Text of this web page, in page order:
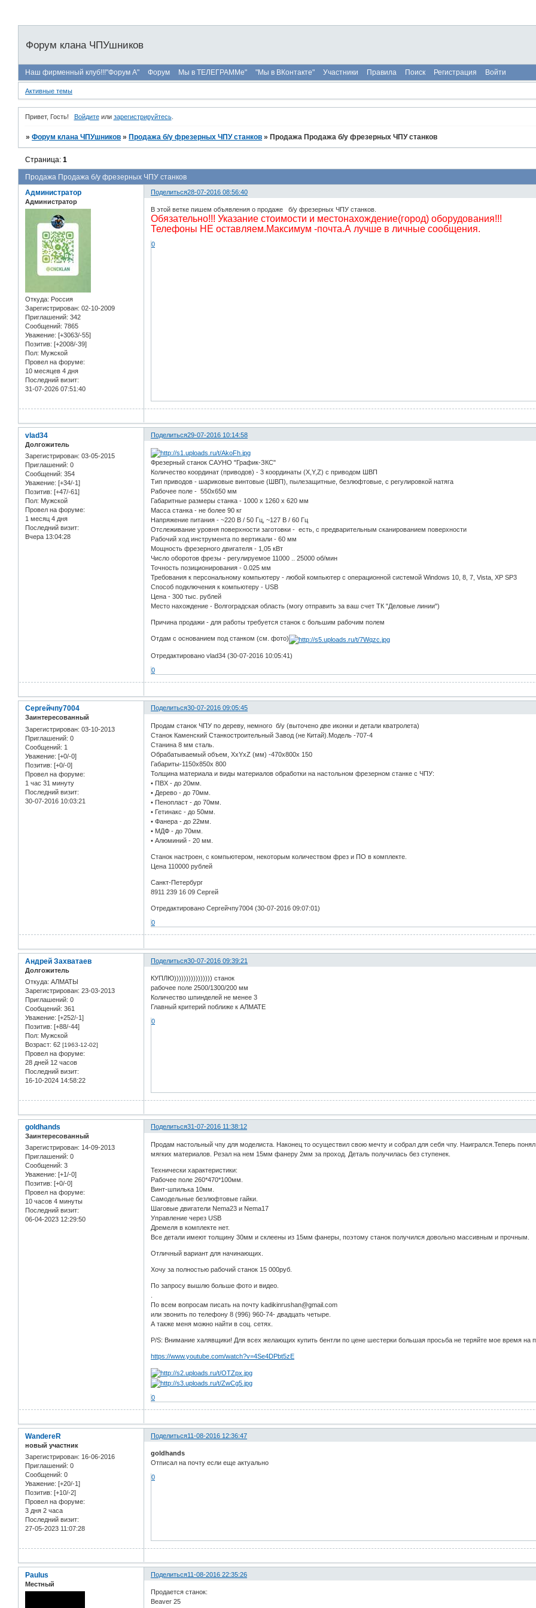
Форум клана ЧПУшников
Наш фирменный клуб!!!"Форум А" Форум Мы в ТЕЛЕГРАММе" "Мы в ВКонтакте" Участники Правила Поиск Регистрация Войти
Активные темы
Привет, Гость! Войдитеили зарегистрируйтесь.
»Форум клана ЧПУшников » Продажа б/у фрезерных ЧПУ станков » Продажа Продажа б/у фрезерных ЧПУ станков
Продажа Продажа б/у фрезерных ЧПУ станков
Страница:1
Поделиться28-07-2016 08:56:40
Администратор
Администратор
Откуда: Россия
Зарегистрирован: 02-10-2009
Приглашений: 342
Сообщений: 7865
Уважение: [+3063/-55]
Позитив: [+2008/-39]
Пол: Мужской
Провел на форуме:
10 месяцев 4 дня
Последний визит:
31-07-2026 07:51:40
В этой ветке пишем объявления о продаже б/у фрезерных ЧПУ станков.
Обязательно!!! Указание стоимости и местонахождение(город) оборудования!!!
Телефоны НЕ оставляем.Максимум -почта.А лучше в личные сообщения.
0
Поделиться29-07-2016 10:14:58
vlad34
Долгожитель
Зарегистрирован: 03-05-2015
Приглашений: 0
Сообщений: 354
Уважение: [+34/-1]
Позитив: [+47/-61]
Пол: Мужской
Провел на форуме:
1 месяц 4 дня
Последний визит:
Вчера 13:04:28
Фрезерный станок САУНО "График-ЗКС"
Количество координат (приводов) - 3 координаты (X,Y,Z) с приводом ШВП
Тип приводов - шариковые винтовые (ШВП), пылезащитные, безлюфтовые, с регулировкой натяга
Рабочее поле - 550х650 мм
Габаритные размеры станка - 1000 x 1260 x 620 мм
Масса станка - не более 90 кг
Напряжение питания - ~220 В / 50 Гц, ~127 В / 60 Гц
Отслеживание уровня поверхности заготовки - есть, с предварительным сканированием поверхности
Рабочий ход инструмента по вертикали - 60 мм
Мощность фрезерного двигателя - 1,05 кВт
Число оборотов фрезы - регулируемое 11000 .. 25000 об/мин
Точность позиционирования - 0.025 мм
Требования к персональному компьютеру - любой компьютер с операционной системой Windows 10, 8, 7, Vista, XP SP3
Способ подключения к компьютеру - USB
Цена - 300 тыс. рублей
Место нахождение - Волгоградская область (могу отправить за ваш счет ТК "Деловые линии")
Причина продажи - для работы требуется станок с большим рабочим полем
Отдам с основанием под станком (см. фото)
Отредактировано vlad34 (30-07-2016 10:05:41)
0
Поделиться30-07-2016 09:05:45
Сергейчпу7004
Заинтересованный
Зарегистрирован: 03-10-2013
Приглашений: 0
Сообщений: 1
Уважение: [+0/-0]
Позитив: [+0/-0]
Провел на форуме:
1 час 31 минуту
Последний визит:
30-07-2016 10:03:21
Продам станок ЧПУ по дереву, немного б/у (выточено две иконки и детали кватролета)
Станок Каменский Станкостроительный Завод (не Китай).Модель -707-4
Станина 8 мм сталь.
Обрабатываемый объем, XxYxZ (мм) -470x800x 150
Габариты-1150x850x 800
Толщина материала и виды материалов обработки на настольном фрезерном станке с ЧПУ:
• ПВХ - до 20мм.
• Дерево - до 70мм.
• Пенопласт - до 70мм.
• Гетинакс - до 50мм.
• Фанера - до 22мм.
• МДФ - до 70мм.
• Алюминий - 20 мм.
Станок настроен, с компьютером, некоторым количеством фрез и ПО в комплекте.
Цена 110000 рублей
Санкт-Петербург
8911 239 16 09 Сергей
Отредактировано Сергейчпу7004 (30-07-2016 09:07:01)
0
Поделиться30-07-2016 09:39:21
Андрей Захватаев
Долгожитель
Откуда: АЛМАТЫ
Зарегистрирован: 23-03-2013
Приглашений: 0
Сообщений: 361
Уважение: [+252/-1]
Позитив: [+88/-44]
Пол: Мужской
Возраст: 62 [1963-12-02]
Провел на форуме:
28 дней 12 часов
Последний визит:
16-10-2024 14:58:22
КУПЛЮ)))))))))))))))) станок
рабочее поле 2500/1300/200 мм
Количество шпинделей не менее 3
Главный критерий поближе к АЛМАТЕ
0
Поделиться31-07-2016 11:38:12
goldhands
Заинтересованный
Зарегистрирован: 14-09-2013
Приглашений: 0
Сообщений: 3
Уважение: [+1/-0]
Позитив: [+0/-0]
Провел на форуме:
10 часов 4 минуты
Последний визит:
06-04-2023 12:29:50
Продам настольный чпу для моделиста. Наконец то осуществил свою мечту и собрал для себя чпу. Наигрался.Теперь
мягких материалов. Резал на нем 15мм фанеру 2мм за проход. Деталь получилась без ступенек.
Технически характеристики:
Рабочее поле 260*470*100мм.
Винт-шпилька 10мм.
Самодельные безлюфтовые гайки.
Шаговые двигатели Nema23 и Nema17
Управление через USB
Дремеля в комплекте нет.
Все детали имеют толщину 30мм и склеены из 15мм фанеры, поэтому станок получился довольно массивным и прочным.
Отличный вариант для начинающих.
Хочу за полностью рабочий станок 15 000руб.
По запросу вышлю больше фото и видео.
По всем вопросам писать на почту kadikinrushan@gmail.com
или звонить по телефону 8 (996) 960-74- двадцать четыре.
А также меня можно найти в соц. сетях.
P/S: Внимание халявщики! Для всех желающих купить бентли по цене шестерки большая просьба не теряйте мое время на
https://www.youtube.com/watch?v=4Se4DPbt5zE
0
Поделиться11-08-2016 12:36:47
WandereR
новый участник
Зарегистрирован: 16-06-2016
Приглашений: 0
Сообщений: 0
Уважение: [+20/-1]
Позитив: [+10/-2]
Провел на форуме:
3 дня 2 часа
Последний визит:
27-05-2023 11:07:28
goldhands
Отписал на почту если еще актуально
0
Поделиться11-08-2016 22:35:26
Paulus
Местный
Продается станок:
Beaver 25